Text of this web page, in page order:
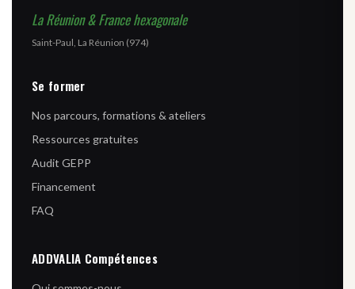
La Réunion & France hexagonale
Saint-Paul, La Réunion (974)
Se former
Nos parcours, formations & ateliers
Ressources gratuites
Audit GEPP
Financement
FAQ
ADDVALIA Compétences